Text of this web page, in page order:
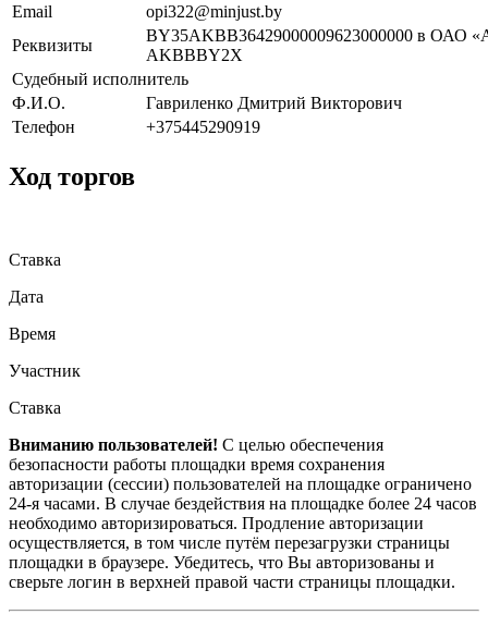
Email
opi322@minjust.by
Реквизиты
BY35AKBB36429000009623000000 в ОАО
AKBBBY2X
Судебный исполнитель
Ф.И.О.
Гавриленко Дмитрий Викторович
Телефон
+375445290919
Ход торгов
Ставка
Дата
Время
Участник
Ставка
Вниманию пользователей! С целью обеспечения
безопасности работы площадки время сохранения
авторизации (сессии) пользователей на площадке ограничено
24-я часами. В случае бездействия на площадке более 24 часов
необходимо авторизироваться. Продление авторизации
осуществляется, в том числе путём перезагрузки страницы
площадки в браузере. Убедитесь, что Вы авторизованы и
сверьте логин в верхней правой части страницы площадки.